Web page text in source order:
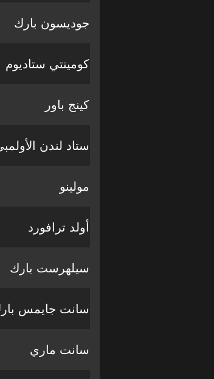
جوديسون بارك
كومينتي ستاديوم
كينج باور
ستاد لندن
مولينو
أولد ترافورد
سيلهرست بارك
سانت جايمس
سانت ماري